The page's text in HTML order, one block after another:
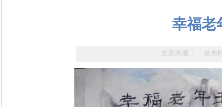
幸福老
文章来源： 发布